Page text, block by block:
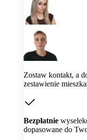
Zostaw kontakt, a
zestawienie
Bezpłatnie
dopasowane do